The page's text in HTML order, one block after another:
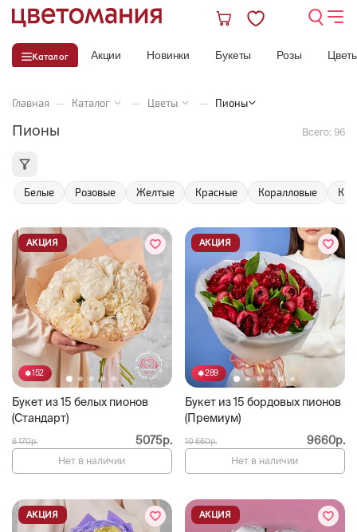
Каталог Акции Новинки Букеты Розы
Главная — Каталог — Цветы — Пионы
Пионы Всего: 96
Белые Розовые Желтые Красные Коралловые
152
Букет из 15 белых пионов
(Стандарт)
АКЦИЯ
6 170р. 5075р.
Нет в наличии
289
Букет из 15 бордовых пионов
(Премиум)
АКЦИЯ
10 660р. 9660р.
Нет в наличии
АКЦИЯ АКЦИЯ